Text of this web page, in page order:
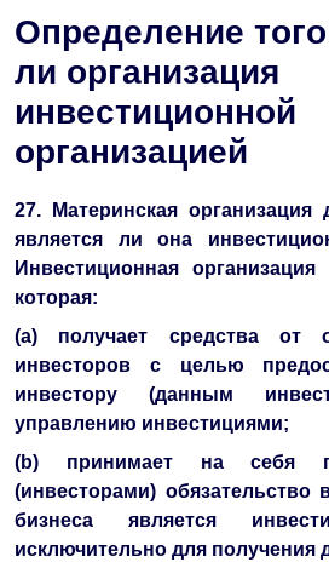
Определение
ли организация
инвестиционной
организацией
27. Материнская организация
является ли она
Инвестиционная
которая:
(a) получает средства от
инвесторов с целью
инвестору (данным
управлению инвестициями;
(b) принимает на себя
(инвесторами)
бизнеса является
исключительно для получения